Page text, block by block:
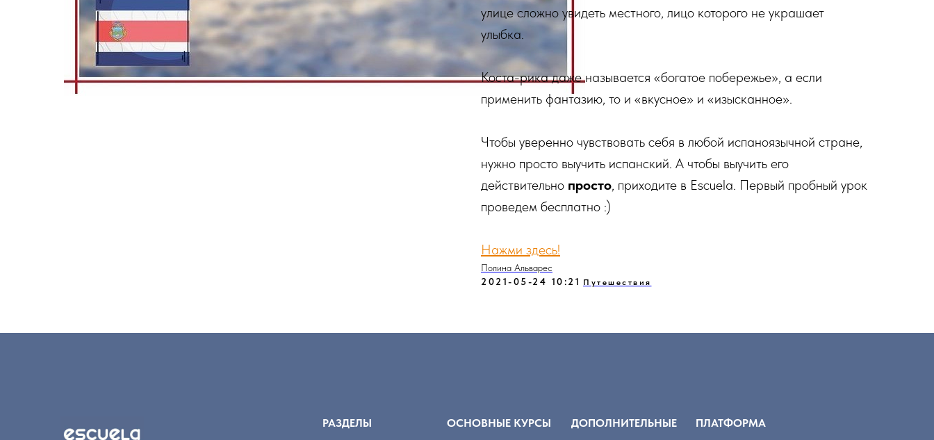
улице сложно увидеть местного, лицо которого не украшает
улыбка.
Коста-рика даже называется «богатое побережье», а если
применить фантазию, то и «вкусное» и «изысканное».
Чтобы уверенно чувствовать себя в любой испаноязычной стране,
нужно просто выучить испанский. А чтобы выучить его
действительно просто, приходите в Escuela. Первый пробный урок
проведем бесплатно :)
Нажми здесь!
Полина Альварес
2021-05-24 10:21 Путешествия
РАЗДЕЛЫ ОСНОВНЫЕ КУРСЫ ДОПОЛНИТЕЛЬНЫЕ ПЛАТФОРМА